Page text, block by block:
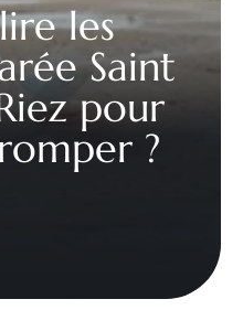
les
Saint
pour
?